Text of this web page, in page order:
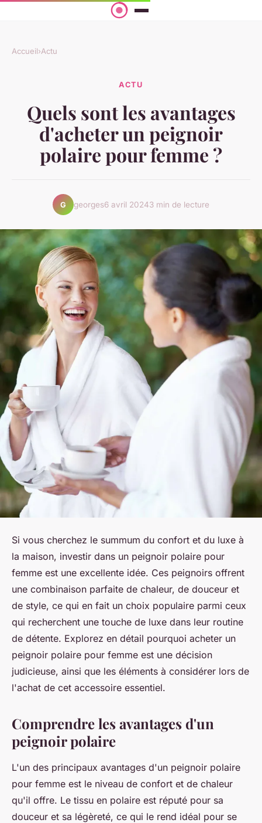
Accueil›Actu
ACTU
Quels sont les avantages
d'acheter un peignoir
polaire pour femme ?
G georges6 avril 20243 min de lecture
Si vous cherchez le summum du confort et du luxe à
la maison, investir dans un peignoir polaire pour
femme est une excellente idée. Ces peignoirs offrent
une combinaison parfaite de chaleur, de douceur et
de style, ce qui en fait un choix populaire parmi ceux
qui recherchent une touche de luxe dans leur routine
de détente. Explorez en détail pourquoi acheter un
peignoir polaire pour femme est une décision
judicieuse, ainsi que les éléments à considérer lors de
l'achat de cet accessoire essentiel.
Comprendre les avantages d'un
peignoir polaire
L'un des principaux avantages d'un peignoir polaire
pour femme est le niveau de confort et de chaleur
qu'il offre. Le tissu en polaire est réputé pour sa
douceur et sa légèreté, ce qui le rend idéal pour se